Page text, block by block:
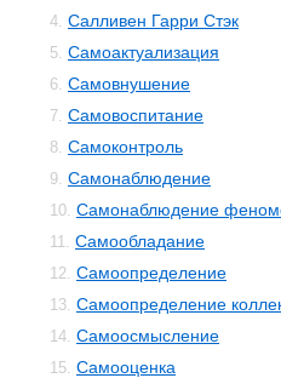
4. Салливен Гарри Стэк
5. Самоактуализация
6. Самовнушение
7. Самовоспитание
8. Самоконтроль
9. Самонаблюдение
10. Самонаблюдение
11. Самообладание
12. Самоопределение
13. Самоопределение
14. Самоосмысление
15. Самооценка